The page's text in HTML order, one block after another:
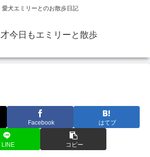
愛犬エミリーとのお散歩日記
才今日もエミリーと散歩
Facebook はてブ
LINE コピー